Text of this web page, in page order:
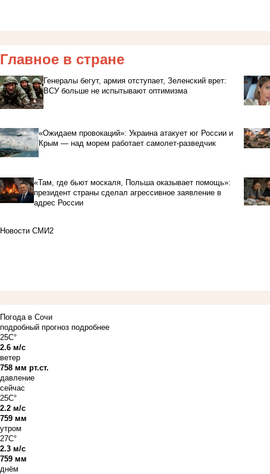
Главное в стране
Генералы бегут, армия отступает, Зеленский врет:
ВСУ больше не испытывают оптимизма
«Ожидаем провокаций»: Украина атакует юг России и
Крым — над морем работает самолет-разведчик
«Там, где бьют москаля, Польша оказывает помощь»:
президент страны сделал агрессивное заявление в
адрес России
Новости СМИ2
Погода в Сочи
подробный прогноз подробнее
25C°
2.6 м/с
ветер
758 мм рт.ст.
давление
сейчас
25C°
2.2 м/с
759 мм
утром
27C°
2.3 м/с
759 мм
днём